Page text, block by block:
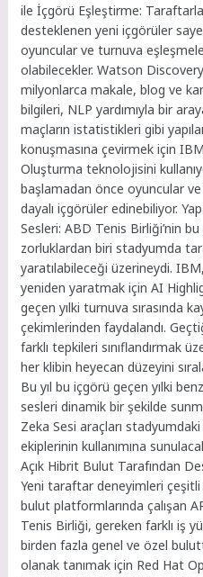
ile İçgörü Eşleştirme:
desteklenen yeni içgörüler
oyuncular ve turnuva
olabilecekler. Watson
milyonlarca makale, blog ve
bilgileri, NLP yardımıyla bir
maçların istatistikleri gibi
konuşmasına çevirmek için
Oluşturma teknolojisini
başlamadan önce oyuncular
dayalı içgörüler edinebiliyor.
Sesleri: ABD Tenis Birliği’nin bu
zorluklardan biri stadyumda
yaratılabileceği üzerineydi.
yeniden yaratmak için AI
geçen yılki turnuva sırasında
çekimlerinden faydalandı.
farklı tepkileri sınıflandırmak
her klibin heyecan düzeyini
Bu yıl bu içgörü geçen yılki
sesleri dinamik bir şekilde
Zeka Sesi araçları
ekiplerinin kullanımına
Açık Hibrit Bulut Tarafından
Yeni taraftar deneyimleri
bulut platformlarında çalışan
Tenis Birliği, gereken farklı iş
birden fazla genel ve özel
olanak tanımak için Red Hat